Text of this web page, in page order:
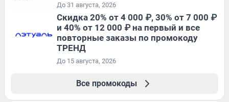
До 31 августа, 2026
Скидка 20% от 4 000 ₽, 30% от 7 000 ₽
и 40% от 12 000 ₽ на первый и все
повторные заказы по промокоду
ТРЕНД
До 15 августа, 2026
Все промокоды